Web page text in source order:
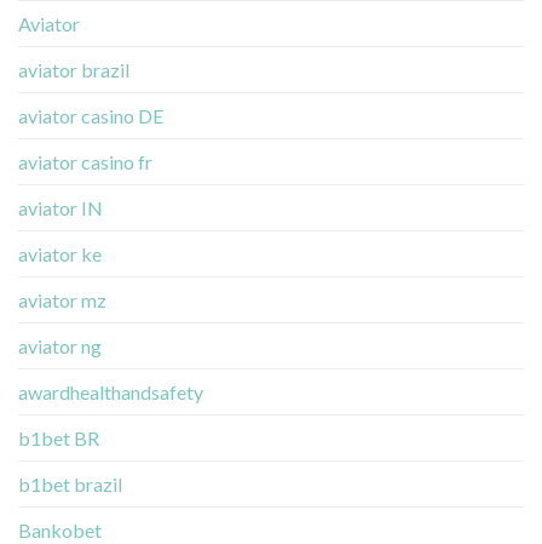
Aviator
aviator brazil
aviator casino DE
aviator casino fr
aviator IN
aviator ke
aviator mz
aviator ng
awardhealthandsafety
b1bet BR
b1bet brazil
Bankobet